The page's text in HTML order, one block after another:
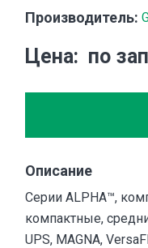
Производитель:
Цена по
Описание
Серии ALPHA™,
компактные,
UPS, MAGNA,